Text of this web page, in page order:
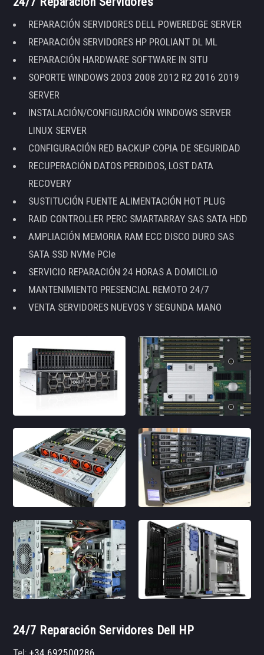
REPARACIÓN SERVIDORES DELL POWEREDGE SERVER
REPARACIÓN SERVIDORES HP PROLIANT DL ML
REPARACIÓN HARDWARE SOFTWARE IN SITU
SOPORTE WINDOWS 2003 2008 2012 R2 2016 2019
SERVER
INSTALACIÓN/CONFIGURACIÓN WINDOWS SERVER
LINUX SERVER
CONFIGURACIÓN RED BACKUP COPIA DE SEGURIDAD
RECUPERACIÓN DATOS PERDIDOS, LOST DATA
RECOVERY
SUSTITUCIÓN FUENTE ALIMENTACIÓN HOT PLUG
RAID CONTROLLER PERC SMARTARRAY SAS SATA HDD
AMPLIACIÓN MEMORIA RAM ECC DISCO DURO SAS
SATA SSD NVMe PCIe
SERVICIO REPARACIÓN 24 HORAS A DOMICILIO
MANTENIMIENTO PRESENCIAL REMOTO 24/7
VENTA SERVIDORES NUEVOS Y SEGUNDA MANO
24/7 Reparación Servidores Dell HP
Tel:+34 692500286